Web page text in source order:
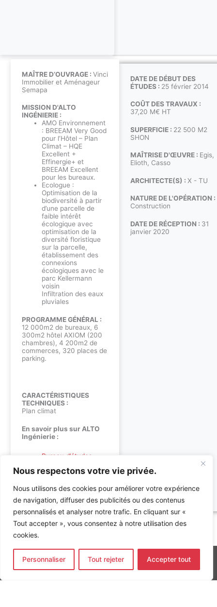
Nous respectons votre vie privée.
Nous utilisons des cookies pour améliorer votre expérience
de navigation, diffuser des publicités ou des contenus
personnalisés et analyser notre trafic. En cliquant sur «
Tout accepter », vous consentez à notre utilisation des
cookies.
Personnaliser Tout rejeter Accepter tout
DATE DE DÉBUT DES
ÉTUDES : 25 février 2014
COÛT DES TRAVAUX :
37,20 M€ HT
SUPERFICIE : 22 500 M2
SHON
MAÎTRISE D'ŒUVRE : Egis,
Elioth, Casso
ARCHITECTE(S) : X - TU
NATURE DE L'OPÉRATION :
Construction
DATE DE RÉCEPTION : 31
janvier 2020
MAÎTRE D’OUVRAGE : Vinci
Immobilier et Aménageur
Semapa
MISSION D'ALTO
INGÉNIERIE :
AMO Environnement
: BREEAM Very Good
pour l’Hôtel – Plan
Climat – HQE
Excellent +
Effinergie+ et
BREEAM Excellent
pour les bureaux.
Ecologue :
Optimisation de la
biodiversité à partir
d’une parcelle de
faible intérêt
écologique avec
optimisation de la
diversité floristique
sur la parcelle,
établissement des
connexions
écologiques avec le
parc Kellermann
voisin
Infiltration des eaux
pluviales
PROGRAMME GÉNÉRAL :
12 000m2 de bureaux, 6
300m2 hôtel AXIOM (200
chambres), 4 200m2 de
commerces, 320 places de
parking.
CARACTÉRISTIQUES
TECHNIQUES :
Plan climat
En savoir plus sur ALTO
Ingénierie :
Bureau d’études
Bureau d’études
électricité
Accueil»Références»Projet mixte Bureaux – Hotel 3* et
Commerces dans le secteur Paul Bourget.